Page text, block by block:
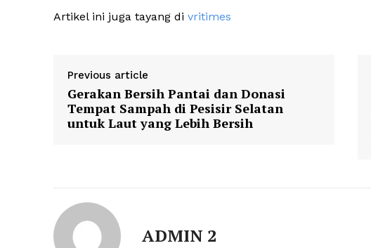
Artikel ini juga tayang di vritimes
Previous article
Gerakan Bersih Pantai dan Donasi
Tempat Sampah di Pesisir Selatan
untuk Laut yang Lebih Bersih
ADMIN 2